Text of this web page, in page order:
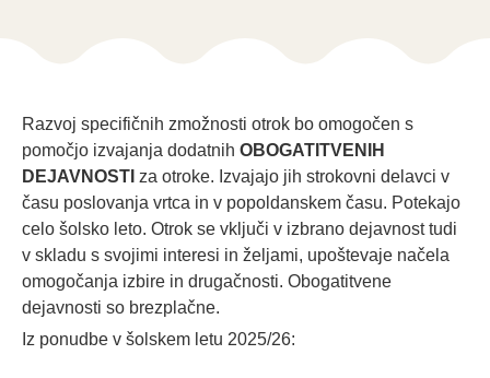
Razvoj specifičnih zmožnosti otrok bo omogočen s
pomočjo izvajanja dodatnih OBOGATITVENIH
DEJAVNOSTI za otroke. Izvajajo jih strokovni delavci v
času poslovanja vrtca in v popoldanskem času. Potekajo
celo šolsko leto. Otrok se vključi v izbrano dejavnost tudi
v skladu s svojimi interesi in željami, upoštevaje načela
omogočanja izbire in drugačnosti. Obogatitvene
dejavnosti so brezplačne.
Iz ponudbe v šolskem letu 2025/26: